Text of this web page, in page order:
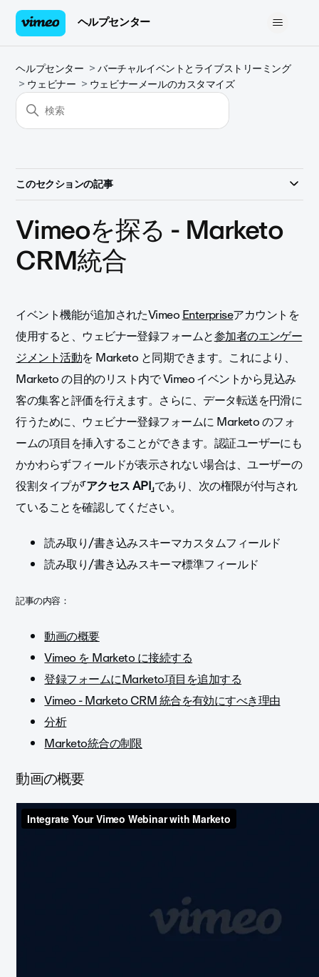
ヘルプセンター
ヘルプセンター
バーチャルイベントとライブストリーミング
ウェビナー
ウェビナーメールのカスタマイズ
このセクションの記事
Vimeoを探る - Marketo
CRM統合
イベント機能が追加されたVimeoEnterpriseアカウントを
使用すると、ウェビナー登録フォームと参加者のエンゲー
ジメント活動をMarketo と同期できます。これにより、
Marketo の目的のリスト内で Vimeo イベントから見込み
客の集客と評価を行えます。さらに、データ転送を円滑に
行うために、ウェビナー登録フォームに Marketo のフォ
ームの項目を挿入することができます。認証ユーザーにも
かかわらずフィールドが表示されない場合は、ユーザーの
役割タイプが「アクセス API」であり、次の権限が付与され
ていることを確認してください。
読み取り/書き込みスキーマカスタムフィールド
読み取り/書き込みスキーマ標準フィールド
記事の内容：
動画の概要
Vimeo を Marketo に接続する
登録フォームにMarketo項目を追加する
Vimeo - Marketo CRM 統合を有効にすべき理由
分析
Marketo統合の制限
動画の概要